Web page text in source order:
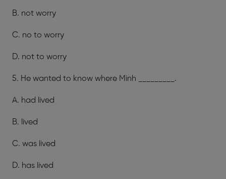
B. not worry
C. no to worry
D. not to worry
5. He wanted to know where Minh _________.
A. had lived
B. lived
C. was lived
D. has lived